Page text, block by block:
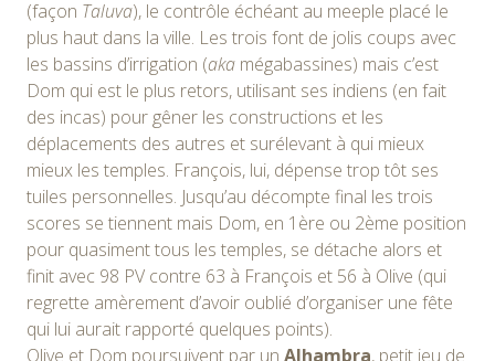
(façon Taluva), le contrôle échéant au meeple placé le
plus haut dans la ville. Les trois font de jolis coups avec
les bassins d’irrigation (aka mégabassines) mais c’est
Dom qui est le plus retors, utilisant ses indiens (en fait
des incas) pour gêner les constructions et les
déplacements des autres et surélevant à qui mieux
mieux les temples. François, lui, dépense trop tôt ses
tuiles personnelles. Jusqu’au décompte final les trois
scores se tiennent mais Dom, en 1ère ou 2ème position
pour quasiment tous les temples, se détache alors et
finit avec 98 PV contre 63 à François et 56 à Olive (qui
regrette amèrement d’avoir oublié d’organiser une fête
qui lui aurait rapporté quelques points).
Olive et Dom poursuivent par un Alhambra, petit jeu de